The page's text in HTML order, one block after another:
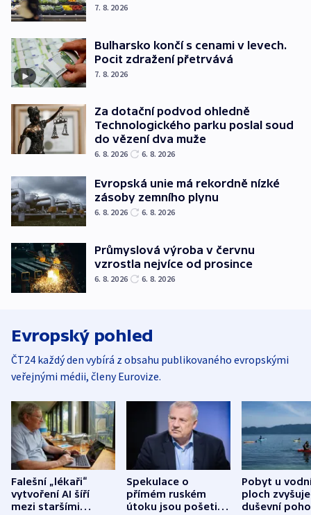
7. 8. 2026
Bulharsko končí s cenami v levech.
Pocit zdražení přetrvává
7. 8. 2026
Za dotační podvod ohledně
Technologického parku poslal soud
do vězení dva muže
6. 8. 2026 6. 8. 2026
Evropská unie má rekordně nízké
zásoby zemního plynu
6. 8. 2026 6. 8. 2026
Průmyslová výroba v červnu
vzrostla nejvíce od prosince
6. 8. 2026 6. 8. 2026
Evropský pohled
ČT24 každý den vybírá z obsahu publikovaného evropskými
veřejnými médii, členy Eurovize.
Falešní „lékaři“
vytvoření AI šíří
mezi staršími
Spekulace o
přímém ruském
útoku jsou pošetilé,
Pobyt u
ploch zvyšuje
duševní